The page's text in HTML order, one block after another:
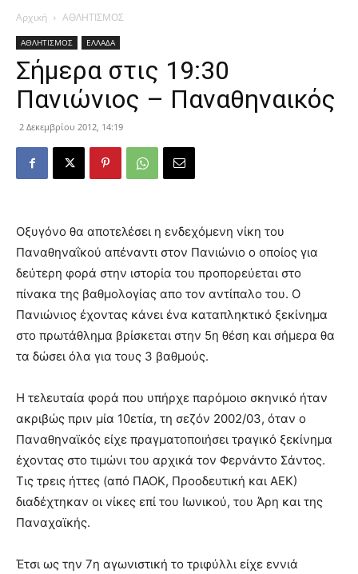
Αρχική ΑΘΛΗΤΙΣΜΟΣ
ΑΘΛΗΤΙΣΜΟΣ ΕΛΛΑΔΑ
Σήμερα στις 19:30
Πανιώνιος – Παναθηναικός
2 Δεκεμβρίου 2012, 14:19
Οξυγόνο θα αποτελέσει η ενδεχόμενη νίκη του
Παναθηναΐκού απέναντι στον Πανιώνιο ο οποίος για
δεύτερη φορά στην ιστορία του προπορεύεται στο
πίνακα της βαθμολογίας απο τον αντίπαλο του. Ο
Πανιώνιος έχοντας κάνει ένα καταπληκτικό ξεκίνημα
στο πρωτάθλημα βρίσκεται στην 5η θέση και σήμερα θα
τα δώσει όλα για τους 3 βαθμούς.
Η τελευταία φορά που υπήρχε παρόμοιο σκηνικό ήταν
ακριβώς πριν μία 10ετία, τη σεζόν 2002/03, όταν ο
Παναθηναϊκός είχε πραγματοποιήσει τραγικό ξεκίνημα
έχοντας στο τιμώνι του αρχικά τον Φερνάντο Σάντος.
Τις τρεις ήττες (από ΠΑΟΚ, Προοδευτική και ΑΕΚ)
διαδέχτηκαν οι νίκες επί του Ιωνικού, του Άρη και της
Παναχαϊκής.
Έτσι ως την 7η αγωνιστική το τριφύλλι είχε εννιά